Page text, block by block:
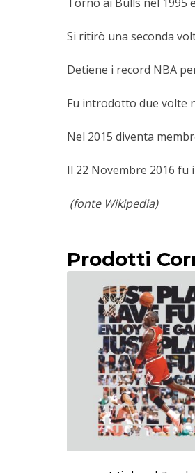
Si ritirò una seconda
Detiene i record NBA
Fu introdotto due volte
Nel 2015 diventa
Il 22 Novembre 2016 fu
(fonte Wikipedia)
Prodotti